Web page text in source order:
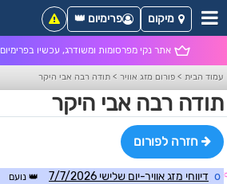
אתר נקי מפרסומות ומשודרג, עכשיו בפרימיום
מיקום פרימיום 👑
עמוד הבית > פורום מזג אוויר > תודה רבה אבי היקר
תודה רבה אבי היקר
חזרה לפורום
o דיווחי מזג אוויר-יום שלישי 7/7/2026 נועם